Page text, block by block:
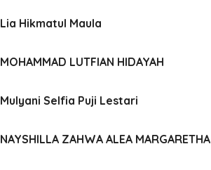
Lia Hikmatul Maula
MOHAMMAD LUTFIAN HIDAYAH
Mulyani Selfia Puji Lestari
NAYSHILLA ZAHWA ALEA MARGARETHA